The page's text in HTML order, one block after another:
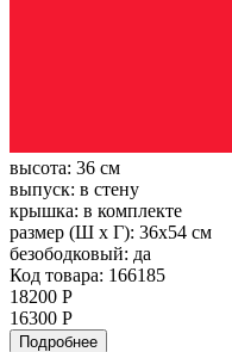
высота: 36 см
выпуск: в стену
крышка: в комплекте
размер (Ш х Г): 36х54 см
безободковый: да
Код товара: 166185
18200 Р
16300 Р
Подробнее